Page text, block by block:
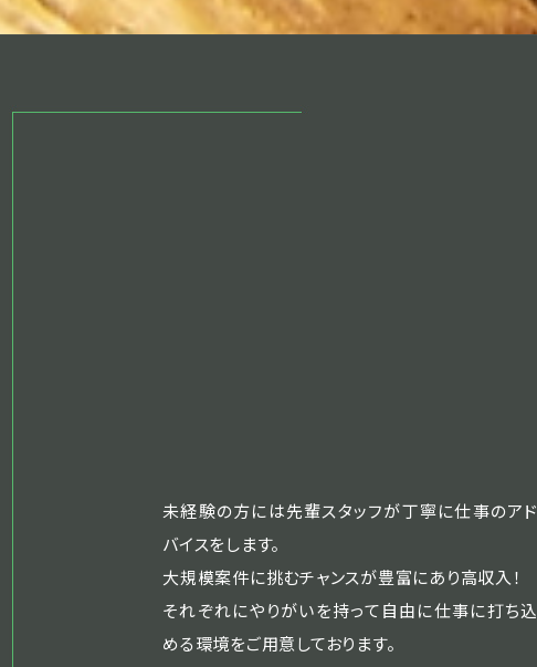
未経験の方には先輩スタッフが丁寧に仕事のアド
バイスをします。
大規模案件に挑むチャンスが豊富にあり高収入！
それぞれにやりがいを持って自由に仕事に打ち込
める環境をご用意しております。